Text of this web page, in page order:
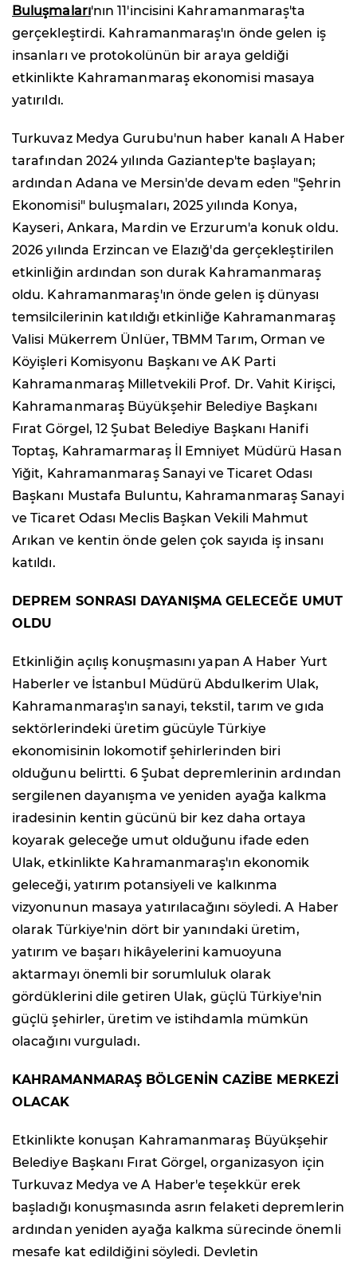
Buluşmaları'nın 11'incisini Kahramanmaraş'ta
gerçekleştirdi. Kahramanmaraş'ın önde gelen iş
insanları ve protokolünün bir araya geldiği
etkinlikte Kahramanmaraş ekonomisi masaya
yatırıldı.
Turkuvaz Medya Gurubu'nun haber kanalı A Haber
tarafından 2024 yılında Gaziantep'te başlayan;
ardından Adana ve Mersin'de devam eden "Şehrin
Ekonomisi" buluşmaları, 2025 yılında Konya,
Kayseri, Ankara, Mardin ve Erzurum'a konuk oldu.
2026 yılında Erzincan ve Elazığ'da gerçekleştirilen
etkinliğin ardından son durak Kahramanmaraş
oldu. Kahramanmaraş'ın önde gelen iş dünyası
temsilcilerinin katıldığı etkinliğe Kahramanmaraş
Valisi Mükerrem Ünlüer, TBMM Tarım, Orman ve
Köyişleri Komisyonu Başkanı ve AK Parti
Kahramanmaraş Milletvekili Prof. Dr. Vahit Kirişci,
Kahramanmaraş Büyükşehir Belediye Başkanı
Fırat Görgel, 12 Şubat Belediye Başkanı Hanifi
Toptaş, Kahramarmaraş İl Emniyet Müdürü Hasan
Yiğit, Kahramanmaraş Sanayi ve Ticaret Odası
Başkanı Mustafa Buluntu, Kahramanmaraş Sanayi
ve Ticaret Odası Meclis Başkan Vekili Mahmut
Arıkan ve kentin önde gelen çok sayıda iş insanı
katıldı.
DEPREM SONRASI DAYANIŞMA GELECEĞE UMUT
OLDU
Etkinliğin açılış konuşmasını yapan A Haber Yurt
Haberler ve İstanbul Müdürü Abdulkerim Ulak,
Kahramanmaraş'ın sanayi, tekstil, tarım ve gıda
sektörlerindeki üretim gücüyle Türkiye
ekonomisinin lokomotif şehirlerinden biri
olduğunu belirtti. 6 Şubat depremlerinin ardından
sergilenen dayanışma ve yeniden ayağa kalkma
iradesinin kentin gücünü bir kez daha ortaya
koyarak geleceğe umut olduğunu ifade eden
Ulak, etkinlikte Kahramanmaraş'ın ekonomik
geleceği, yatırım potansiyeli ve kalkınma
vizyonunun masaya yatırılacağını söyledi. A Haber
olarak Türkiye'nin dört bir yanındaki üretim,
yatırım ve başarı hikâyelerini kamuoyuna
aktarmayı önemli bir sorumluluk olarak
gördüklerini dile getiren Ulak, güçlü Türkiye'nin
güçlü şehirler, üretim ve istihdamla mümkün
olacağını vurguladı.
KAHRAMANMARAŞ BÖLGENİN CAZİBE MERKEZİ
OLACAK
Etkinlikte konuşan Kahramanmaraş Büyükşehir
Belediye Başkanı Fırat Görgel, organizasyon için
Turkuvaz Medya ve A Haber'e teşekkür erek
başladığı konuşmasında asrın felaketi depremlerin
ardından yeniden ayağa kalkma sürecinde önemli
mesafe kat edildiğini söyledi. Devletin